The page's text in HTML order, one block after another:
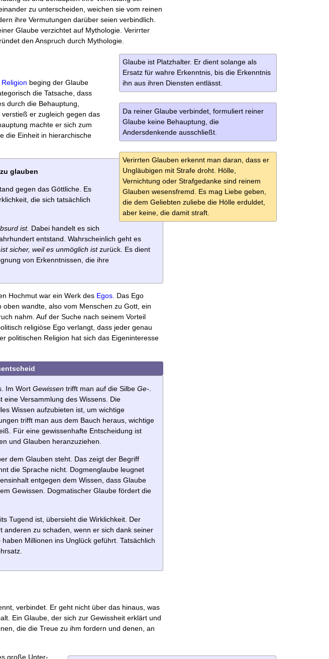
zu unterscheiden, weichen sie vom reinen
ihre Vermutungen darüber seien verbindlich.
Glaube verzichtet auf Mythologie. Verirrter
den Anspruch durch Mythologie.
Glaube ist Platzhalter. Er dient solange als
Ersatz für wahre Erkenntnis, bis die Erkenntnis
ihn aus ihren Diensten entlässt.
Da reiner Glaube verbindet, formuliert reiner
Glaube keine Behauptung, die
Andersdenkende ausschließt.
Verirrten Glauben erkennt man daran, dass er
Un­gläubigen mit Strafe droht. Hölle,
Vernichtung oder Strafgedanke sind reinem
Glauben wesensfremd. Es mag Liebe geben,
die dem Geliebten zuliebe die Hölle erduldet,
aber keine, die damit straft.
Religion beging der Glaube
die Tatsache, dass
durch die Behauptung,
er zugleich gegen das
machte er sich zum
die Einheit in hierarchische
glauben
gegen das Göttliche. Es
die sich tat­sächlich
ist. Dabei handelt es sich
ent­stand. Wahrscheinlich geht es
sicher, weil es unmöglich istzurück. Es dient
von Erkenntnissen, die ihre
Hochmut war ein Werk des Egos. Das Ego
wandte, also vom Menschen zu Gott, ein
nahm. Auf der Suche nach seinem Vorteil
religiöse Ego verlangt, dass jeder genau
politischen Religion hat sich das Eigeninteresse
Im Wort Gewissentrifft man auf die Silbe Ge-.
Versammlung des Wissens. Die
Wissen auf­zubieten ist, um wichtige
trifft man aus dem Bauch heraus, wichtige
Für eine gewissenhafte Entscheidung ist
und Glauben heranzuziehen.
dem Glauben steht. Das zeigt der Begriff
die Sprache nicht. Dogmenglaube leugnet
entgegen dem Wissen, dass Glaube
Gewissen. Dogmatischer Glaube fördert die
Tugend ist, übersieht die Wirklichkeit. Der
anderen zu schaden, wenn er sich dank seiner
Millionen ins Unglück geführt. Tatsächlich
verbindet. Er geht nicht über das hinaus, was
Ein Glaube, der sich zur Gewissheit erklärt und
die die Treue zu ihm fordern und denen, an
große Unter­